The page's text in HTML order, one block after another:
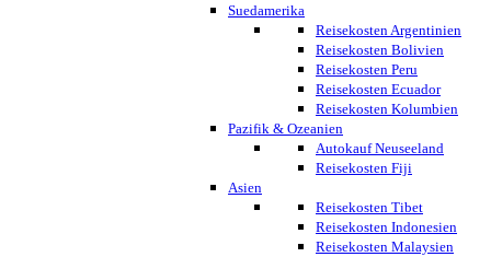
Suedamerika
Reisekosten Argentinien
Reisekosten Bolivien
Reisekosten Peru
Reisekosten Ecuador
Reisekosten Kolumbien
Pazifik & Ozeanien
Autokauf Neuseeland
Reisekosten Fiji
Asien
Reisekosten Tibet
Reisekosten Indonesien
Reisekosten Malaysien